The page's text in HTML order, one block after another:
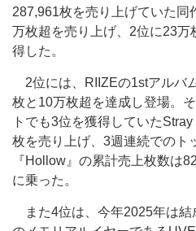
287,961枚を売り上げていた同
万枚超を売り上げ、2位に23万
得した。
2位には、RIIZEの1stアルバ
枚と10万枚超を達成し登場。
トでも3位を獲得していた
枚を売り上げ、3週連続でのト
『Hollow』の累計売上枚数は
に乗った。
また4位は、今年2025年は結